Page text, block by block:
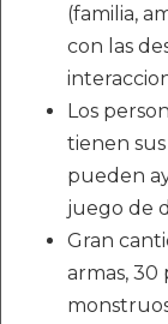
(familia,
con las
Los
tienen
pueden
juego de
Gran
armas, 30